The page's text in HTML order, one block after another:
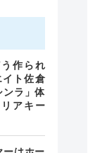
作られ
イト佐倉
ンラ」体
アキー